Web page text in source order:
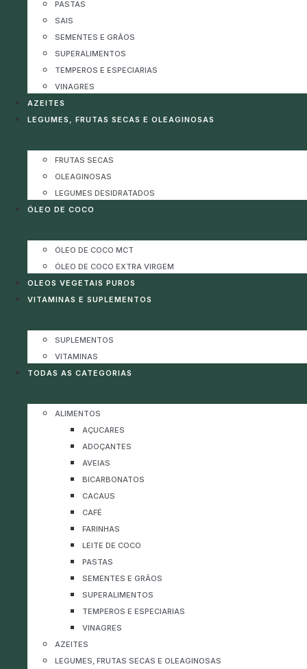
PASTAS
SAIS
SEMENTES E GRÃOS
SUPERALIMENTOS
TEMPEROS E ESPECIARIAS
VINAGRES
AZEITES
LEGUMES, FRUTAS SECAS E OLEAGINOSAS
FRUTAS SECAS
OLEAGINOSAS
LEGUMES DESIDRATADOS
ÓLEO DE COCO
ÓLEO DE COCO MCT
ÓLEO DE COCO EXTRA VIRGEM
OLEOS VEGETAIS PUROS
VITAMINAS E SUPLEMENTOS
SUPLEMENTOS
VITAMINAS
TODAS AS CATEGORIAS
ALIMENTOS
AÇUCARES
ADOÇANTES
AVEIAS
BICARBONATOS
CACAUS
CAFÉ
FARINHAS
LEITE DE COCO
PASTAS
SEMENTES E GRÃOS
SUPERALIMENTOS
TEMPEROS E ESPECIARIAS
VINAGRES
AZEITES
LEGUMES, FRUTAS SECAS E OLEAGINOSAS